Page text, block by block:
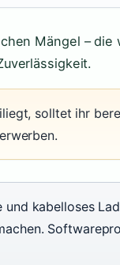
Mängel –
solltet ihr
und kabelloses